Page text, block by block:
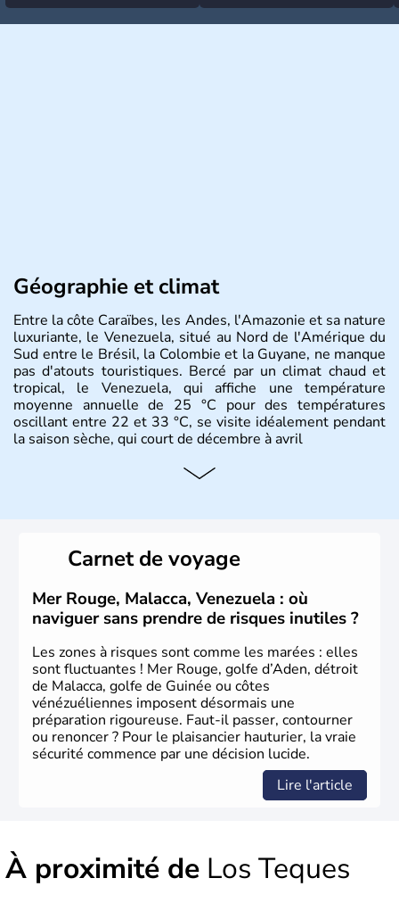
Géographie et climat
Entre la côte Caraïbes, les Andes, l'Amazonie et sa nature
luxuriante, le Venezuela, situé au Nord de l'Amérique du
Sud entre le Brésil, la Colombie et la Guyane, ne manque
pas d'atouts touristiques. Bercé par un climat chaud et
tropical, le Venezuela, qui affiche une température
moyenne annuelle de 25 °C pour des températures
oscillant entre 22 et 33 °C, se visite idéalement pendant
la saison sèche, qui court de décembre à avril
Carnet de voyage
Mer Rouge, Malacca, Venezuela : où
naviguer sans prendre de risques inutiles ?
Les zones à risques sont comme les marées : elles
sont fluctuantes ! Mer Rouge, golfe d’Aden, détroit
de Malacca, golfe de Guinée ou côtes
vénézuéliennes imposent désormais une
préparation rigoureuse. Faut-il passer, contourner
ou renoncer ? Pour le plaisancier hauturier, la vraie
sécurité commence par une décision lucide.
Lire l'article
À proximité de Los Teques